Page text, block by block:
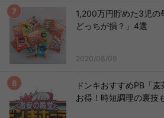
1,200万円貯めた3児の
どっちが損？」4選
2020/08/09
ドンキおすすめPB「
お得！時短調理の裏技